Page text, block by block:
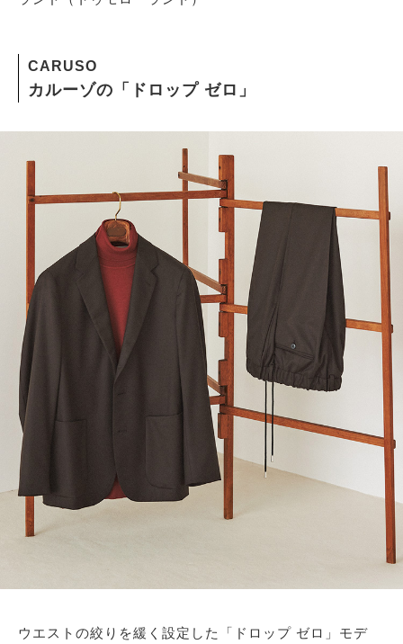
CARUSO
カルーゾの「ドロップ ゼロ」
ウエストの絞りを緩く設定した「ドロップ ゼロ」モデ